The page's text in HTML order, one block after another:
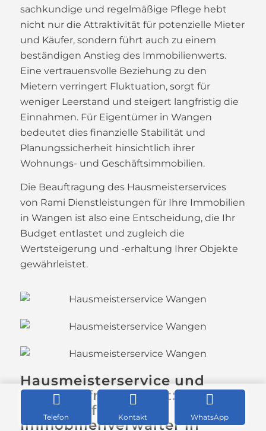
sachkundige und regelmäßige Pflege hebt
nicht nur die Attraktivität für potenzielle Mieter
und Käufer, sondern führt auch zu einem
beständigen Anstieg des Immobilienwerts.
Eine vertrauensvolle Beziehung zu den
Mietern verringert Fluktuation, sorgt für
weniger Leerstand und steigert langfristig die
Einnahmen. Für Eigentümer in Wangen
bedeutet dies finanzielle Stabilität und
Planungssicherheit hinsichtlich ihrer
Wohnungs- und Geschäftsimmobilien.
Die Beauftragung des Hausmeisterservices
von Rami Dienstleistungen für Ihre Immobilien
in Wangen ist also eine Entscheidung, die Ihr
Budget entlastet und zugleich die
Wertsteigerung und -erhaltung Ihrer Objekte
gewährleistet.
Hausmeisterservice und
Mieterzufriedenheit: Ein
Schlüsselfaktor für
Immobilienverwalter in
Telefon Kontakt WhatsApp